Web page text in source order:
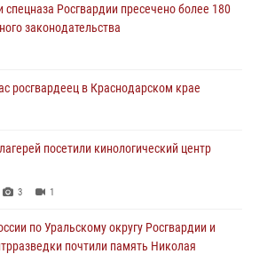
спецназа Росгвардии пресечено более 180
законодательства
росгвардеец в Краснодарском крае
посетили кинологический центр
3 1
по Уральскому округу Росгвардии и
почтили память Николая